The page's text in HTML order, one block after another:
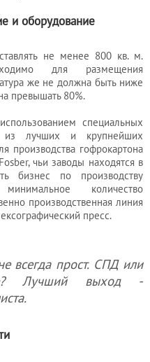
и оборудование
не менее 800 кв. м.
для размещения
же не должна быть ниже
превышать 80%.
специальных
лучших и крупнейших
производства гофрокартона
чьи заводы находятся в
бизнес по производству
количество
производственная линия
пресс.
всегда прост. СПД или
Лучший выход -